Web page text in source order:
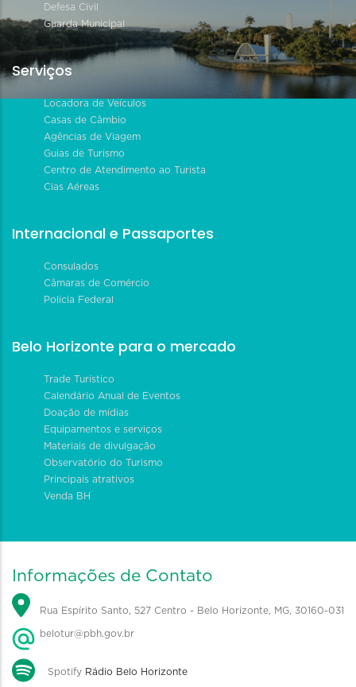
Defesa Civil
Guarda Municipal
Serviços
Locadora de Veículos
Casas de Câmbio
Agências de Viagem
Guias de Turismo
Centro de Atendimento ao Turista
Cias Aéreas
Internacional e Passaportes
Consulados
Câmaras de Comércio
Polícia Federal
Belo Horizonte para o mercado
Trade Turístico
Calendário Anual de Eventos
Doação de mídias
Equipamentos e serviços
Materiais de divulgação
Observatório do Turismo
Principais atrativos
Venda BH
Informações de Contato
Rua Espírito Santo, 527 Centro - Belo Horizonte, MG, 30160-031
belotur@pbh.gov.br
Spotify Rádio Belo Horizonte